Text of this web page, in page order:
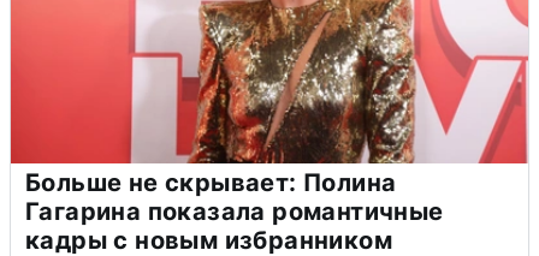
Больше не скрывает: Полина
Гагарина показала романтичные
кадры с новым избранником